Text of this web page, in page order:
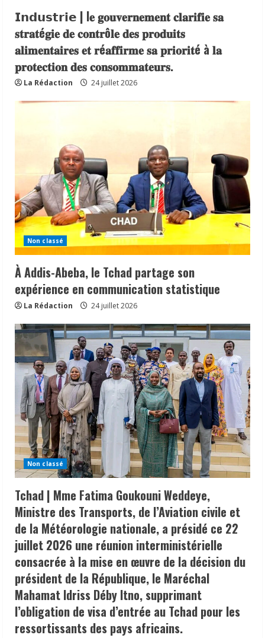
𝗜𝗻𝗱𝘂𝘀𝘁𝗿𝗶𝗲 | l𝐞 𝐠𝐨𝐮𝐯𝐞𝐫𝐧𝐞𝐦𝐞𝐧𝐭 𝐜𝐥𝐚𝐫𝐢𝐟𝐢𝐞 𝐬𝐚
𝐬𝐭𝐫𝐚𝐭é𝐠𝐢𝐞 𝐝𝐞 𝐜𝐨𝐧𝐭𝐫ô𝐥𝐞 𝐝𝐞𝐬 𝐩𝐫𝐨𝐝𝐮𝐢𝐭𝐬
𝐚𝐥𝐢𝐦𝐞𝐧𝐭𝐚𝐢𝐫𝐞𝐬 𝐞𝐭 𝐫é𝐚𝐟𝐟𝐢𝐫𝐦𝐞 𝐬𝐚 𝐩𝐫𝐢𝐨𝐫𝐢𝐭é à 𝐥𝐚
𝐩𝐫𝐨𝐭𝐞𝐜𝐭𝐢𝐨𝐧 𝐝𝐞𝐬 𝐜𝐨𝐧𝐬𝐨𝐦𝐦𝐚𝐭𝐞𝐮𝐫𝐬.
La Rédaction 24 juillet 2026
Non classé
À Addis-Abeba, le Tchad partage son
expérience en communication statistique
La Rédaction 24 juillet 2026
Non classé
Tchad | Mme Fatima Goukouni Weddeye,
Ministre des Transports, de l’Aviation civile et
de la Météorologie nationale, a présidé ce 22
juillet 2026 une réunion interministérielle
consacrée à la mise en œuvre de la décision du
président de la République, le Maréchal
Mahamat Idriss Déby Itno, supprimant
l’obligation de visa d’entrée au Tchad pour les
ressortissants des pays africains.